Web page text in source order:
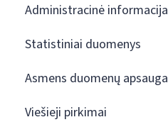
Administracinė informacija
Statistiniai duomenys
Asmens duomenų apsauga
Viešieji pirkimai